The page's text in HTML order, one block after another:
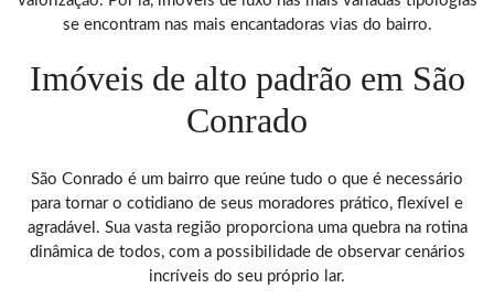
se encontram nas mais encantadoras vias do bairro.
Imóveis de alto padrão em São
Conrado
São Conrado é um bairro que reúne tudo o que é necessário
para tornar o cotidiano de seus moradores prático, flexível e
agradável. Sua vasta região proporciona uma quebra na rotina
dinâmica de todos, com a possibilidade de observar cenários
incríveis do seu próprio lar.